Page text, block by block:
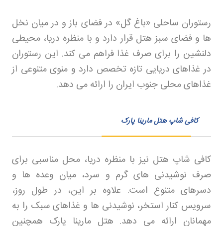
رستوران ساحلی «باغ گل» در فضای باز و در میان نخل
ها و فضای سبز هتل قرار دارد و با منظره دریا، محیطی
دلنشین را برای صرف غذا فراهم می کند. این رستوران
در غذاهای دریایی تازه تخصص دارد و منوی متنوعی از
غذاهای محلی جنوب ایران را ارائه می دهد.
کافی شاپ هتل مارینا پارک
کافی شاپ هتل نیز با منظره دریا، محل مناسبی برای
صرف نوشیدنی های گرم و سرد، میان وعده ها و
دسرهای متنوع است. علاوه بر این، در طول روز،
سرویس کنار استخر، نوشیدنی ها و غذاهای سبک را به
مهمانان ارائه می دهد. هتل مارینا پارک همچنین